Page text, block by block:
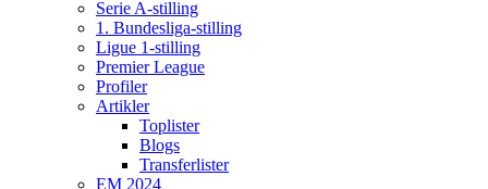
Serie A-stilling
1. Bundesliga-stilling
Ligue 1-stilling
Premier League
Profiler
Artikler
Toplister
Blogs
Transferlister
EM 2024